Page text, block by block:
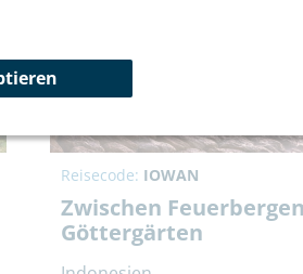
Reisecode: IOWAN
Zwischen
Göttergärten